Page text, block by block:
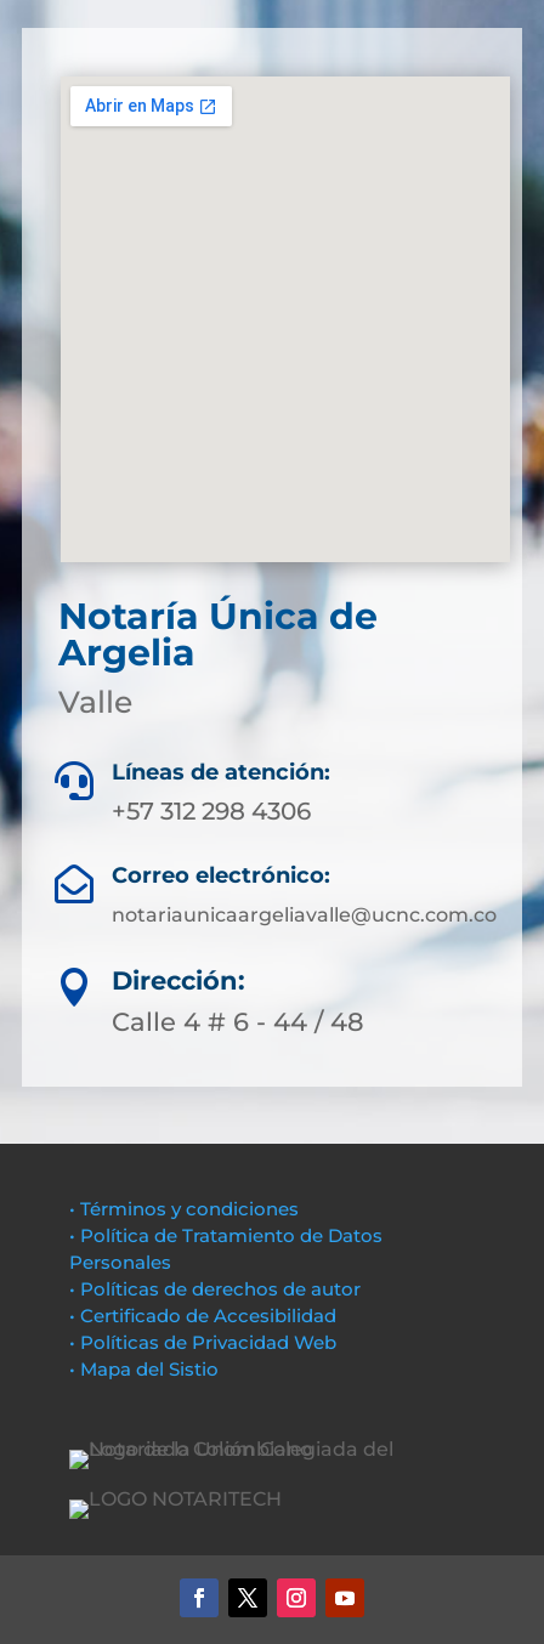
Notaría Única de
Argelia
Valle
 Líneas de atención:
+57 312 298 4306
 Correo electrónico:
notariaunicaargeliavalle@ucnc.com.co

Dirección:
Calle 4 # 6 - 44 / 48
• Términos y condiciones
• Política de Tratamiento de Datos
Personales
• Políticas de derechos de autor
• Certificado de Accesibilidad
• Políticas de Privacidad Web
• Mapa del Sistio